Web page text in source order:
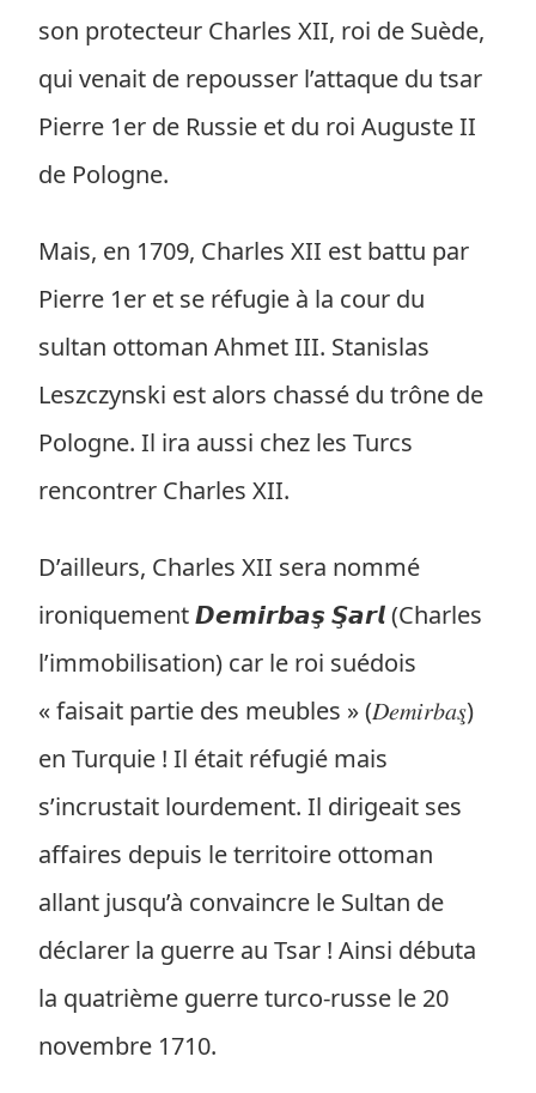
son protecteur Charles XII, roi de Suède,
qui venait de repousser l’attaque du tsar
Pierre 1er de Russie et du roi Auguste II
de Pologne.
Mais, en 1709, Charles XII est battu par
Pierre 1er et se réfugie à la cour du
sultan ottoman Ahmet III. Stanislas
Leszczynski est alors chassé du trône de
Pologne. Il ira aussi chez les Turcs
rencontrer Charles XII.
D’ailleurs, Charles XII sera nommé
ironiquement 𝘿𝙚𝙢𝙞𝙧𝙗𝙖𝙨̧ 𝙎̧𝙖𝙧𝙡 (Charles
l’immobilisation) car le roi suédois
« faisait partie des meubles » (𝐷𝑒𝑚𝑖𝑟𝑏𝑎𝑠̧)
en Turquie ! Il était réfugié mais
s’incrustait lourdement. Il dirigeait ses
affaires depuis le territoire ottoman
allant jusqu’à convaincre le Sultan de
déclarer la guerre au Tsar ! Ainsi débuta
la quatrième guerre turco-russe le 20
novembre 1710.